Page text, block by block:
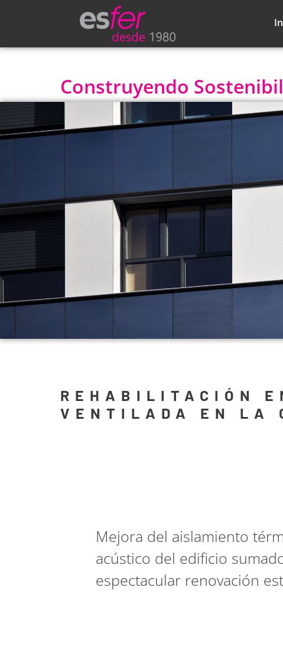
Construyendo
REHABILITACIÓN
VENTILADA EN LA
Mejora del aislamiento
acústico del edificio
espectacular renovación